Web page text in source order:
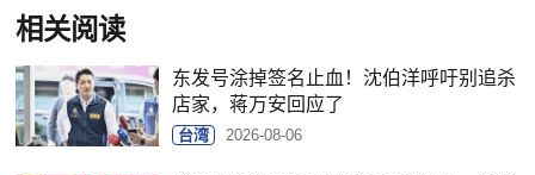
相关阅读
东发号涂掉签名止血！沈伯洋呼吁别追杀
店家，蒋万安回应了
台湾 2026-08-06